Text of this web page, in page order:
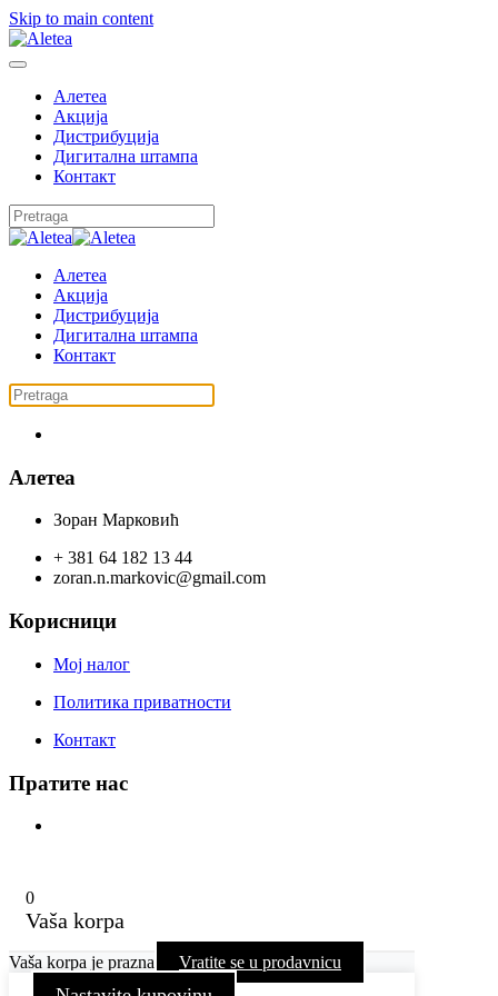
Skip to main content
Алетеа
Акција
Дистрибуција
Дигитална штампа
Контакт
Алетеа
Акција
Дистрибуција
Дигитална штампа
Контакт
Алетеа
Зоран Марковић
+ 381 64 182 13 44
zoran.n.markovic@gmail.com
Корисници
Мој налог
Политика приватности
Контакт
Пратите нас
0
Vaša korpa
Vaša korpa je prazna Vratite se u prodavnicu